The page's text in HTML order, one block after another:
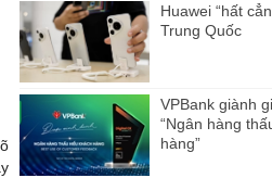
Huawei “hất
Trung Quốc
VPBank giành
“Ngân hàng
hàng”